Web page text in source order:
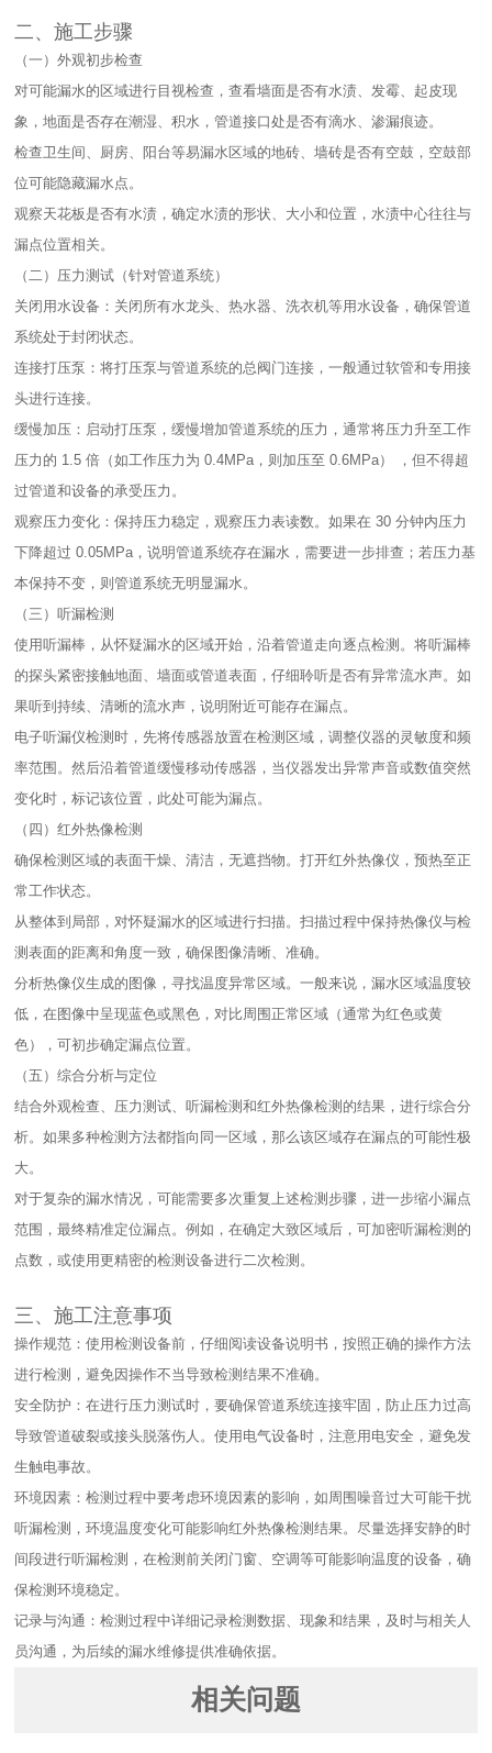
二、施工步骤​
（一）外观初步检查​
对可能漏水的区域进行目视检查，查看墙面是否有水渍、发霉、起皮现
象，地面是否存在潮湿、积水，管道接口处是否有滴水、渗漏痕迹。​
检查卫生间、厨房、阳台等易漏水区域的地砖、墙砖是否有空鼓，空鼓部
位可能隐藏漏水点。​
观察天花板是否有水渍，确定水渍的形状、大小和位置，水渍中心往往与
漏点位置相关。​
（二）压力测试（针对管道系统）​
关闭用水设备：关闭所有水龙头、热水器、洗衣机等用水设备，确保管道
系统处于封闭状态。​
连接打压泵：将打压泵与管道系统的总阀门连接，一般通过软管和专用接
头进行连接。​
缓慢加压：启动打压泵，缓慢增加管道系统的压力，通常将压力升至工作
压力的 1.5 倍（如工作压力为 0.4MPa，则加压至 0.6MPa） ，但不得超
过管道和设备的承受压力。​
观察压力变化：保持压力稳定，观察压力表读数。如果在 30 分钟内压力
下降超过 0.05MPa，说明管道系统存在漏水，需要进一步排查；若压力基
本保持不变，则管道系统无明显漏水。​
（三）听漏检测​
使用听漏棒，从怀疑漏水的区域开始，沿着管道走向逐点检测。将听漏棒
的探头紧密接触地面、墙面或管道表面，仔细聆听是否有异常流水声。如
果听到持续、清晰的流水声，说明附近可能存在漏点。​
电子听漏仪检测时，先将传感器放置在检测区域，调整仪器的灵敏度和频
率范围。然后沿着管道缓慢移动传感器，当仪器发出异常声音或数值突然
变化时，标记该位置，此处可能为漏点。​
（四）红外热像检测​
确保检测区域的表面干燥、清洁，无遮挡物。打开红外热像仪，预热至正
常工作状态。​
从整体到局部，对怀疑漏水的区域进行扫描。扫描过程中保持热像仪与检
测表面的距离和角度一致，确保图像清晰、准确。​
分析热像仪生成的图像，寻找温度异常区域。一般来说，漏水区域温度较
低，在图像中呈现蓝色或黑色，对比周围正常区域（通常为红色或黄
色），可初步确定漏点位置。​
（五）综合分析与定位​
结合外观检查、压力测试、听漏检测和红外热像检测的结果，进行综合分
析。如果多种检测方法都指向同一区域，那么该区域存在漏点的可能性极
大。​
对于复杂的漏水情况，可能需要多次重复上述检测步骤，进一步缩小漏点
范围，最终精准定位漏点。例如，在确定大致区域后，可加密听漏检测的
点数，或使用更精密的检测设备进行二次检测。​
三、施工注意事项​
操作规范：使用检测设备前，仔细阅读设备说明书，按照正确的操作方法
进行检测，避免因操作不当导致检测结果不准确。​
安全防护：在进行压力测试时，要确保管道系统连接牢固，防止压力过高
导致管道破裂或接头脱落伤人。使用电气设备时，注意用电安全，避免发
生触电事故。​
环境因素：检测过程中要考虑环境因素的影响，如周围噪音过大可能干扰
听漏检测，环境温度变化可能影响红外热像检测结果。尽量选择安静的时
间段进行听漏检测，在检测前关闭门窗、空调等可能影响温度的设备，确
保检测环境稳定。​
记录与沟通：检测过程中详细记录检测数据、现象和结果，及时与相关人
员沟通，为后续的漏水维修提供准确依据。
相关问题